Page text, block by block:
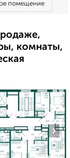
помещение
комнаты,
›